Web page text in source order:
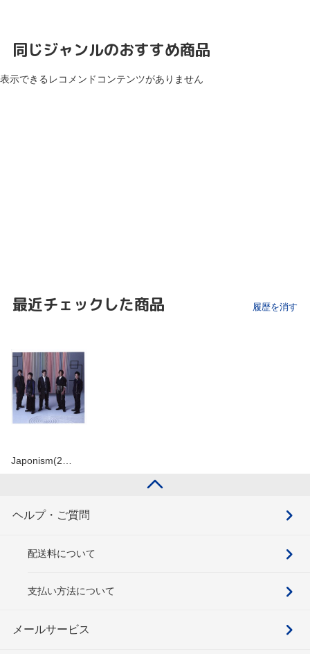
同じジャンルのおすすめ商品
表示できるレコメンドコンテンツがありません
最近チェックした商品 履歴を消す
Japonism(2…
ヘルプ・ご質問
配送料について
支払い方法について
メールサービス